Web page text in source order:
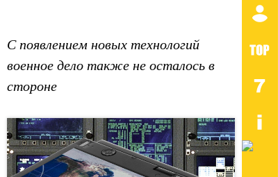
С появлением новых технологий
военное дело также не осталось в
стороне